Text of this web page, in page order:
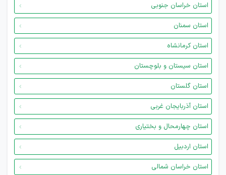
استان خراسان جنوبی
استان سمنان
استان کرمانشاه
استان سیستان و بلوچستان
استان گلستان
استان آذربایجان غربی
استان چهارمحال و بختیاری
استان اردبیل
استان خراسان شمالی